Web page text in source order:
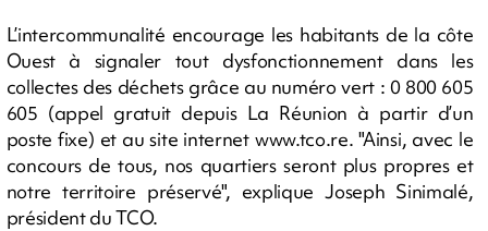
L’intercommunalité encourage les habitants de la côte
Ouest à signaler tout dysfonctionnement dans les
collectes des déchets grâce au numéro vert : 0 800 605
605 (appel gratuit depuis La Réunion à partir d’un
poste fixe) et au site internet www.tco.re. "Ainsi, avec le
concours de tous, nos quartiers seront plus propres et
notre territoire préservé", explique Joseph Sinimalé,
président du TCO.